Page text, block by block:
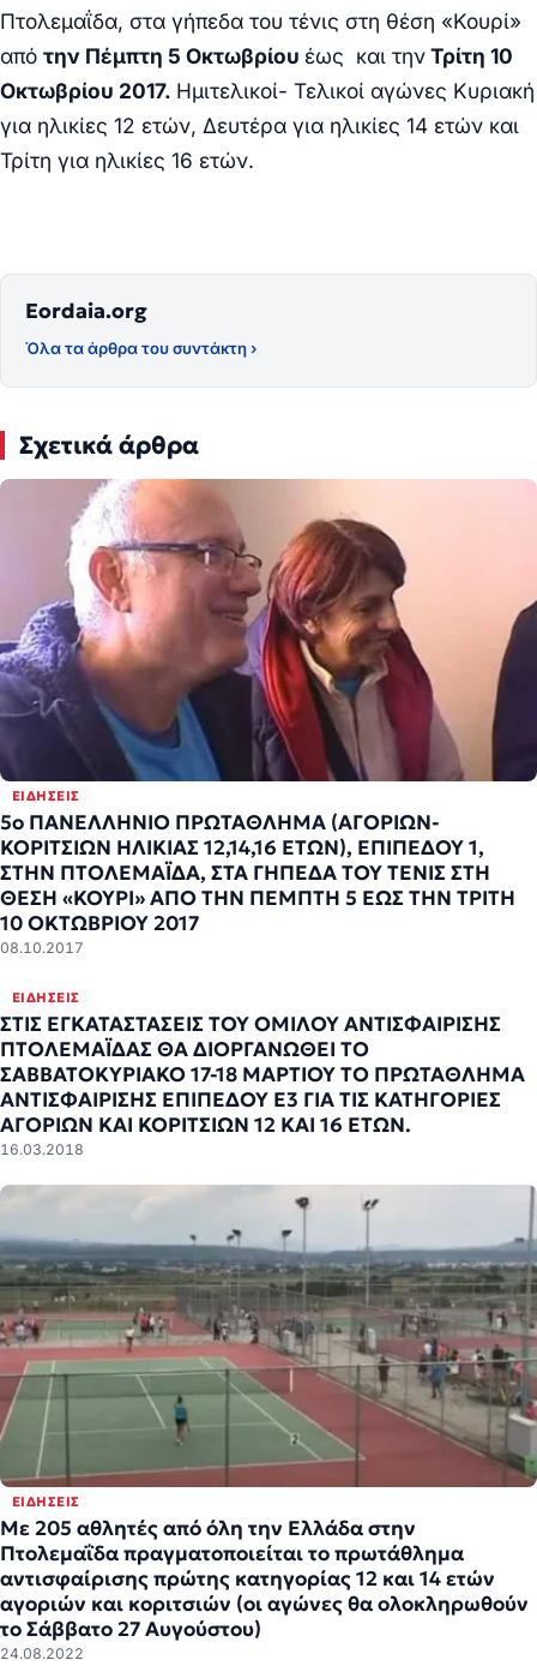
Πτολεμαΐδα, στα γήπεδα του τένις στη θέση «Κουρί»
από την Πέμπτη 5 Οκτωβρίου έως και τηνΤρίτη 10
Οκτωβρίου 2017. Ημιτελικοί- Τελικοί αγώνες Κυριακή
για ηλικίες 12 ετών, Δευτέρα για ηλικίες 14 ετών και
Τρίτη για ηλικίες 16 ετών.
Eordaia.org
Όλα τα άρθρα του συντάκτη ›
Σχετικά άρθρα
ΕΙΔΉΣΕΙΣ
5ο ΠΑΝΕΛΛΗΝΙΟ ΠΡΩΤΑΘΛΗΜΑ (ΑΓΟΡΙΩΝ-
ΚΟΡΙΤΣΙΩΝ ΗΛΙΚΙΑΣ 12,14,16 ΕΤΩΝ), ΕΠΙΠΕΔΟΥ 1,
ΣΤΗΝ ΠΤΟΛΕΜΑΪΔΑ, ΣΤΑ ΓΗΠΕΔΑ ΤΟΥ ΤΕΝΙΣ ΣΤΗ
ΘΕΣΗ «ΚΟΥΡΙ» ΑΠΟ ΤΗΝ ΠΕΜΠΤΗ 5 ΕΩΣ ΤΗΝ ΤΡΙΤΗ
10 ΟΚΤΩΒΡΙΟΥ 2017
08.10.2017
ΕΙΔΉΣΕΙΣ
ΣΤΙΣ ΕΓΚΑΤΑΣΤΑΣΕΙΣ ΤΟΥ ΟΜΙΛΟΥ ΑΝΤΙΣΦΑΙΡΙΣΗΣ
ΠΤΟΛΕΜΑΪΔΑΣ ΘΑ ΔΙΟΡΓΑΝΩΘΕΙ ΤΟ
ΣΑΒΒΑΤΟΚΥΡΙΑΚΟ 17-18 ΜΑΡΤΙΟΥ ΤΟ ΠΡΩΤΑΘΛΗΜΑ
ΑΝΤΙΣΦΑΙΡΙΣΗΣ ΕΠΙΠΕΔΟΥ Ε3 ΓΙΑ ΤΙΣ ΚΑΤΗΓΟΡΙΕΣ
ΑΓΟΡΙΩΝ ΚΑΙ ΚΟΡΙΤΣΙΩΝ 12 ΚΑΙ 16 ΕΤΩΝ.
16.03.2018
ΕΙΔΉΣΕΙΣ
Με 205 αθλητές από όλη την Ελλάδα στην
Πτολεμαΐδα πραγματοποιείται το πρωτάθλημα
αντισφαίρισης πρώτης κατηγορίας 12 και 14 ετών
αγοριών και κοριτσιών (οι αγώνες θα ολοκληρωθούν
το Σάββατο 27 Αυγούστου)
24.08.2022